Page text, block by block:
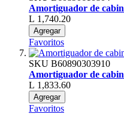
Amortiguador de
L 1,740.20
Agregar
Favoritos
SKU B60890303910
Amortiguador de
L 1,833.60
Agregar
Favoritos